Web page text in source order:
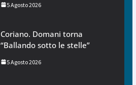
5 Agosto 2026
Coriano. Domani torna
“Ballando sotto le stelle”
5 Agosto 2026